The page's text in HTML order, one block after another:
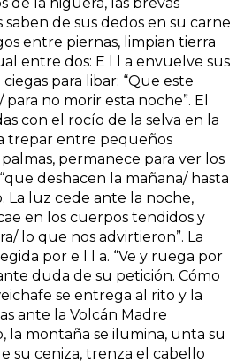
saben de sus dedos en su carne
entre piernas, limpian tierra
entre dos: E l l a envuelve sus
para libar: “Que este
para no morir esta noche”. El
con el rocío de la selva en la
trepar entre pequeños
permanece para ver los
deshacen la mañana/ hasta
La luz cede ante la noche,
en los cuerpos tendidos y
lo que nos advirtieron”. La
por e l l a. “Ve y ruega por
duda de su petición. Cómo
se entrega al rito y la
ante la Volcán Madre
la montaña se ilumina, unta su
su ceniza, trenza el cabello